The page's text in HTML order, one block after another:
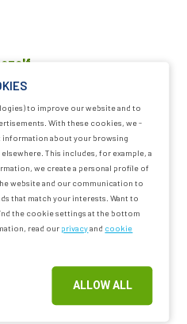
to improve our website and to
With these cookies, we -
about your browsing
This includes, for example, a
we create a personal profile of
website and our communication to
that match your interests. Want to
the cookie settings at the bottom
read our privacyand cookie
ALLOW ALL
gewoon mezelf. En als ik dan
ik me zo snel heb kunnen
Meestal duurt het wel even
stel me daarin heel open op. Mijn
Het is een kwestie van geven
daarna de HAVO afgerond. Ik
doen, dus toen heb ik
gedaan. Ik had een exact